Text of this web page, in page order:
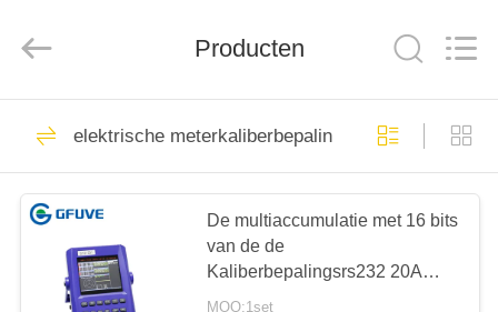
HUIS
PRODUCTEN
ONGEVEER
ONS
Transformer
Manufacturer
Nul Opeenvolgings
Huidige
Transformator
Producten
elektrische meterkaliberbepaling
De multiaccumulatie met 16 bits
van de de
Kaliberbepalingsrs232 20A
Energie van de Kanaal
MOQ:1set